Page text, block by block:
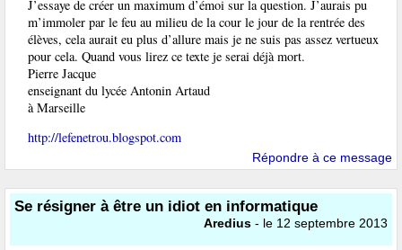
J’essaye de créer un maximum d’émoi sur la question. J’aurais pu
m’immoler par le feu au milieu de la cour le jour de la rentrée des
élèves, cela aurait eu plus d’allure mais je ne suis pas assez vertueux
pour cela. Quand vous lirez ce texte je serai déjà mort.
Pierre Jacque
enseignant du lycée Antonin Artaud
à Marseille
http://lefenetrou.blogspot.com
Répondre à ce message
Se résigner à être un idiot en informatique
Aredius - le 12 septembre 2013